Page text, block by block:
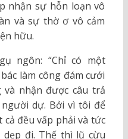
nhận sự hỗn loạn vô
và sự thờ ơ vô cảm
hữu.
ngôn: “Chỉ có một
làm công đám cưới
nhận được câu trả
dự. Bởi vì tôi để
đều vấp phải và tức
đi. Thế thì lũ cừu